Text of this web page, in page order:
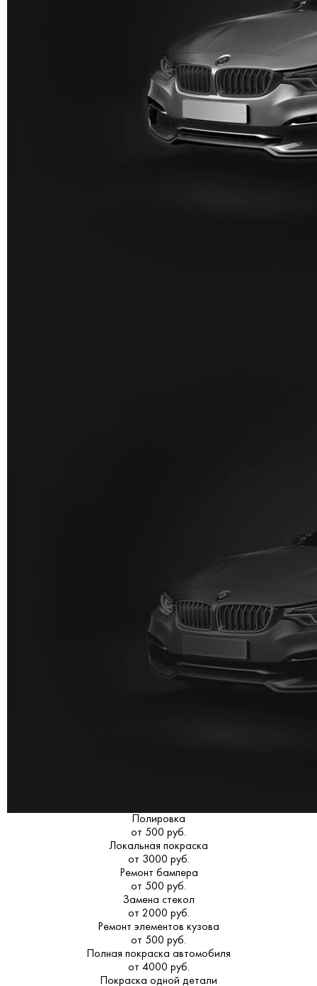
Полировка
от 500 руб.
Локальная покраска
от 3000 руб.
Ремонт бампера
от 500 руб.
Замена стекол
от 2000 руб.
Ремонт элементов кузова
от 500 руб.
Полная покраска автомобиля
от 4000 руб.
Покраска одной детали